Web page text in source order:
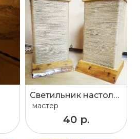
Светильник настольный прикроватный
мастер
40 р.